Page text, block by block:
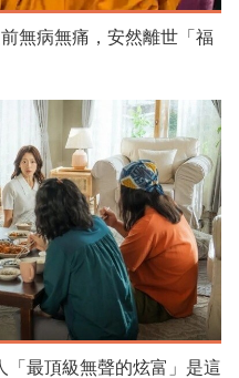
無病無痛，安然離世「福
「最頂級無聲的炫富」是這